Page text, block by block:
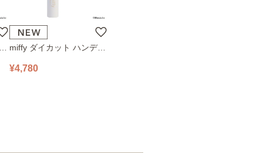
miffy ダイカット ハンディ
ホワイト
¥4,780